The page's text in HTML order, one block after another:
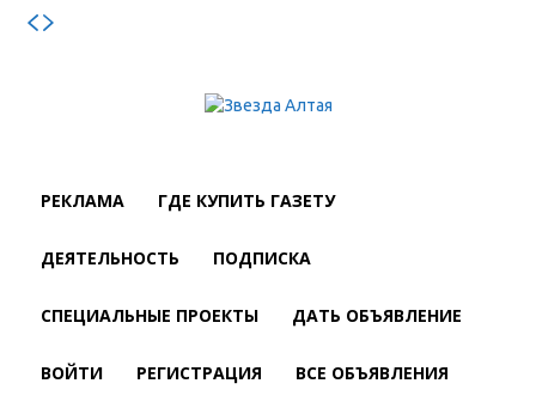
РЕКЛАМА ГДЕ КУПИТЬ ГАЗЕТУ
ДЕЯТЕЛЬНОСТЬ ПОДПИСКА
СПЕЦИАЛЬНЫЕ ПРОЕКТЫ ДАТЬ ОБЪЯВЛЕНИЕ
ВОЙТИ РЕГИСТРАЦИЯ ВСЕ ОБЪЯВЛЕНИЯ